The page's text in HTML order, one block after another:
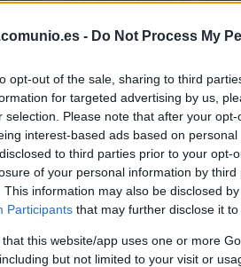
- Do Not Process My
opt-out of the sale, sharing to third
for targeted advertising by us,
selection. Please note that after your
interest-based ads based on
to third parties prior to your opt-
of your personal information by third
This information may also be disclosed
Participants that may further disclose it
that this website/app uses one or more
but not limited to your visit or
¿Cuál será el once titular de
y futbolistas más recomendables
más importantes
la máxima cita futbolística con la
definitivamente como una
Catar 2022, donde lideraron el
antes de caer cruelmente en los
han dado continuidad a su